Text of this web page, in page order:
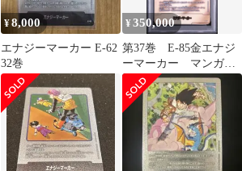
¥8,000
エナジーマーカー E-62
32巻
¥350,000
第37巻 E-85金エナジ
ーマーカー マンガブ
ースター ドラゴンボ
ールpsa10